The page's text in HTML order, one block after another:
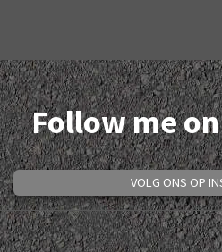
Follow me
VOLG ONS OP